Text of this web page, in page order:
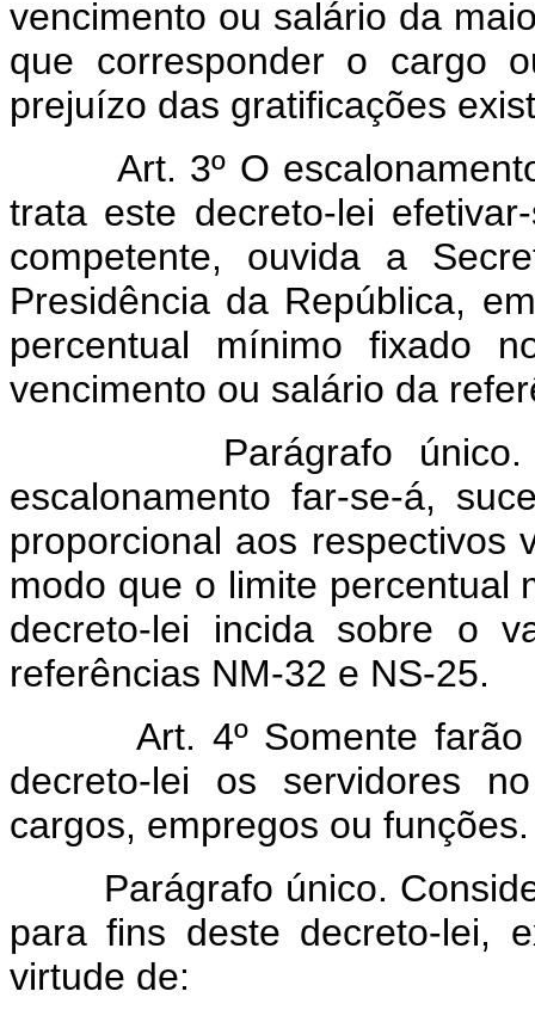
vencimento ou salário da
que corresponder o cargo
prejuízo das gratificações
Art. 3º O escalonamento
trata este decreto-lei
competente, ouvida a
Presidência da República,
percentual mínimo fixado
vencimento ou salário da
Parágrafo único. Nas
escalonamento far-se-á,
proporcional aos respectivos
modo que o limite percentual
decreto-lei incida sobre o
referências NM-32 e NS-25.
Art. 4º Somente farão
decreto-lei os servidores
cargos, empregos ou funções.
Parágrafo único.
para fins deste decreto-lei,
virtude de: